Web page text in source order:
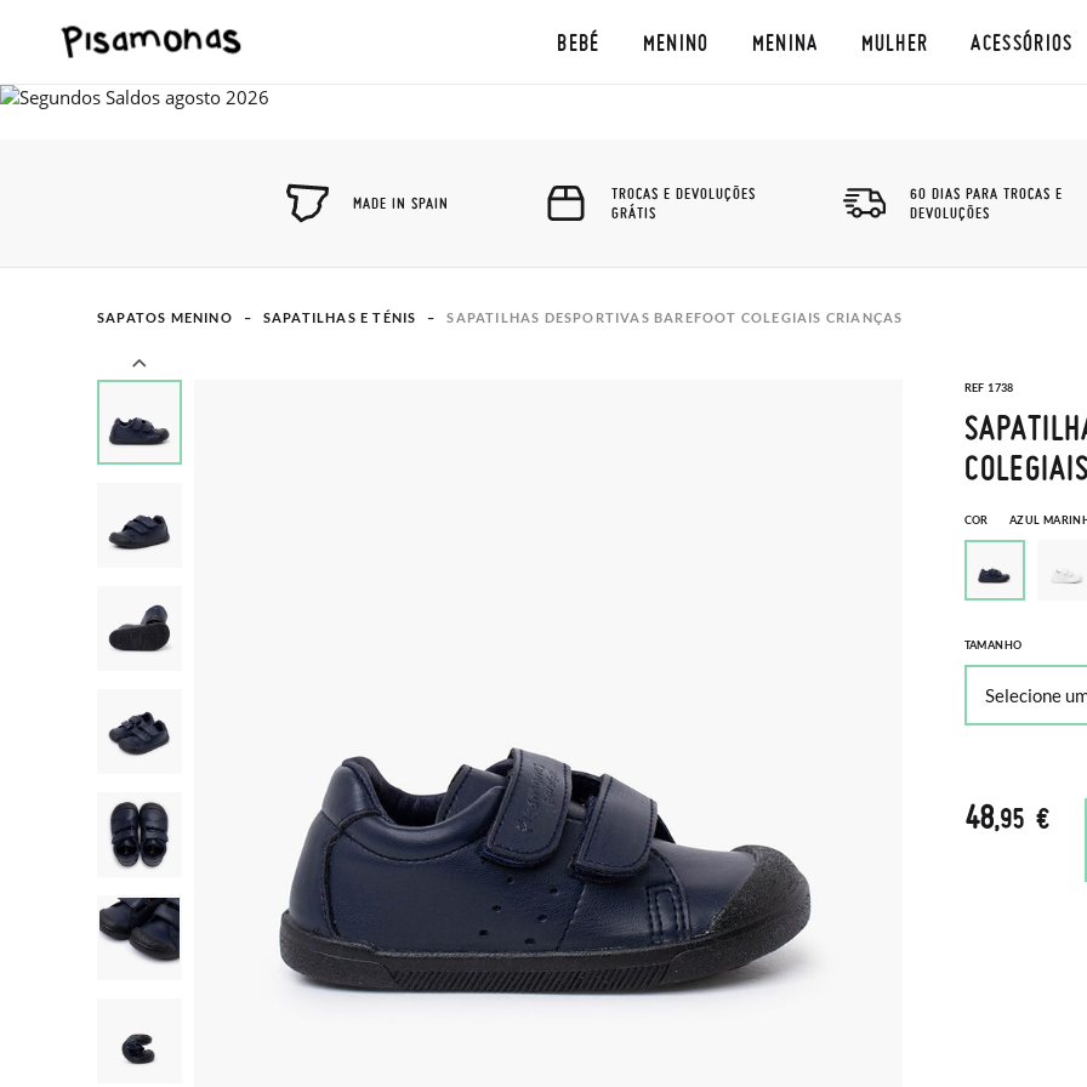
BEBÉ MENINO MENINA MULHER ACESSÓRIOS
MADE IN SPAIN
TROCAS E DEVOLUÇÕES
GRÁTIS
60 DIAS PARA TROCAS E
DEVOLUÇÕES
SAPATOS MENINO SAPATILHAS E TÉNIS SAPATILHAS DESPORTIVAS BAREFOOT COLEGIAIS CRIANÇAS
REF 1738
COR AZUL
TAMANHO
48,95 €